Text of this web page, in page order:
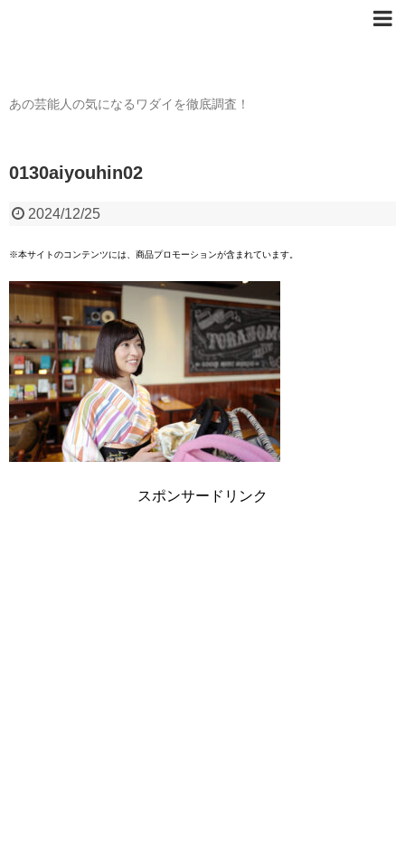
あの芸能人の気になるワダイを徹底調査！
0130aiyouhin02
2024/12/25
※本サイトのコンテンツには、商品プロモーションが含まれています。
スポンサードリンク